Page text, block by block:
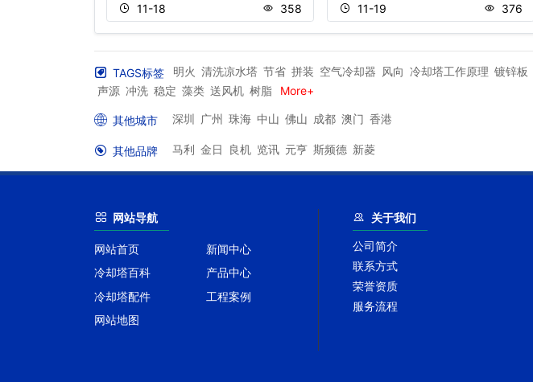
11-18 358 11-19 376
TAGS标签 明火 清洗凉水塔 节省 拼装 空气冷却器 风向 冷却塔工作原理 镀锌板
声源 冲洗 稳定 藻类 送风机 树脂 More+
其他城市 深圳 广州 珠海 中山 佛山 成都 澳门 香港
其他品牌 马利 金日 良机 览讯 元亨 斯频德 新菱
网站导航
网站首页
新闻中心
冷却塔百科
产品中心
冷却塔配件
工程案例
网站地图
关于我们
公司简介
联系方式
荣誉资质
服务流程